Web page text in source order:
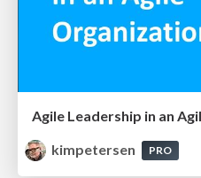
Agile Leadership in an
kimpetersen
PRO